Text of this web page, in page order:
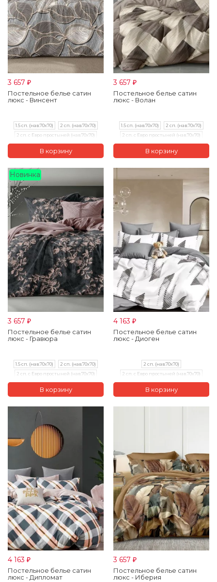
3 657 ₽
Постельное белье сатин
люкс - Винсент
1.5 сп. (нав.70х70)
2 сп. (нав.70х70)
2 сп. с Евро простыней (нав.70х70)
Евро (нав.70х70)
Семейный (нав.70х70)
3 657 ₽
Постельное белье сатин
люкс - Волан
1.5 сп. (нав.70х70)
2 сп. (нав.70х70)
2 сп. с Евро простыней (нав.70х70)
Евро (нав.70х70)
Новинка
3 657 ₽
Постельное белье сатин
люкс - Гравюра
1.5 сп. (нав.70х70)
2 сп. (нав.70х70)
2 сп. с Евро простыней (нав.70х70)
Евро (нав.70х70)
Семейный (нав.70х70)
4 163 ₽
Постельное белье сатин
люкс - Диоген
2 сп. (нав.70х70)
2 сп. с Евро простыней (нав.70х70)
Евро (нав.70х70)
4 163 ₽
Постельное белье сатин
люкс - Дипломат
3 657 ₽
Постельное белье сатин
люкс - Иберия